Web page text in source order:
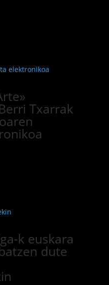
Txarrak
k euskara
dute